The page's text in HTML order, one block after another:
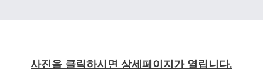
사진을 클릭하시면 상세페이지가 열립니다.